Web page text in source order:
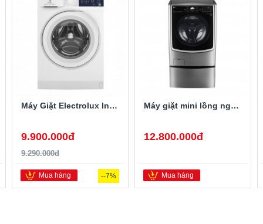
Máy Giặt Electrolux Inverter 10 Kg EWF1024D3WB
9.900.000đ
9.290.000đ
--7%
Mua hàng
Máy giặt mini lồng ngang Twinwash LG T2735NWLV 3.5Kg
12.800.000đ
Mua hàng